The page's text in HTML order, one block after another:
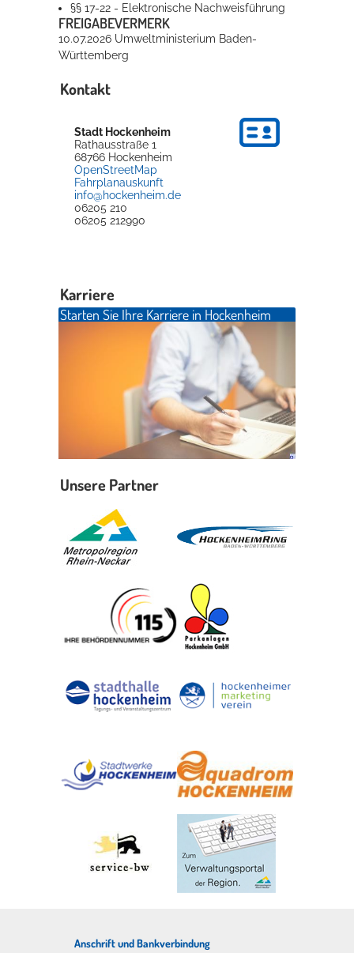
§§ 17-22 - Elektronische Nachweisführung
FREIGABEVERMERK
10.07.2026 Umweltministerium Baden-
Württemberg
Kontakt
Stadt Hockenheim
Rathausstraße 1
68766 Hockenheim
OpenStreetMap
Fahrplanauskunft
info@hockenheim.de
06205 210
06205 212990
Karriere
Starten Sie Ihre Karriere in Hockenheim
Unsere Partner
Anschrift und Bankverbindung